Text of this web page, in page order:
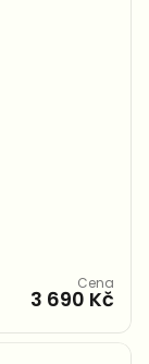
Cena
3 690 Kč